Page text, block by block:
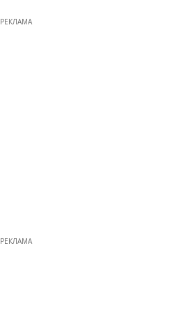
РЕКЛАМА
РЕКЛАМА